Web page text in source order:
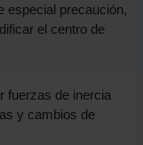
especial precaución,
el centro de
fuerzas de inercia
y cambios de